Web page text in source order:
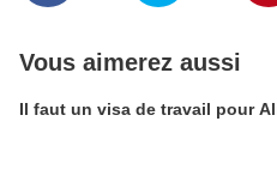
Vous aimerez aussi
Il faut un visa de travail pour